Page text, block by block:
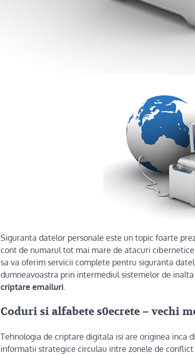
Siguranta datelor personale este un topic foarte
cont de numarul tot mai mare de atacuri
sa va oferim servicii complete pentru siguranta
dumneavoastra prin intermediul sistemelor de
criptare emailuri.
Coduri si alfabete s0ecrete – vechi
Tehnologia de criptare digitala isi are originea inca
informatii strategice circulau intre zonele de